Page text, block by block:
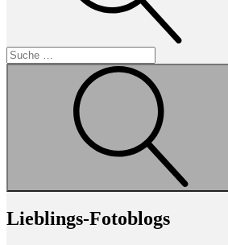
Lieblings-Fotoblogs